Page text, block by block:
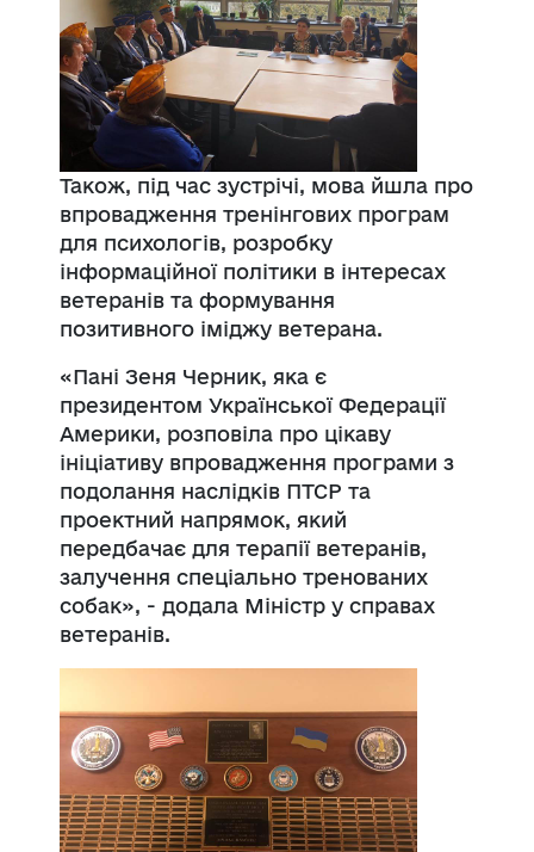
Також, під час зустрічі, мова йшла про
впровадження тренінгових програм
для психологів, розробку
інформаційної політики в інтересах
ветеранів та формування
позитивного іміджу ветерана.
«Пані Зеня Черник, яка є
президентом Української Федерації
Америки, розповіла про цікаву
ініціативу впровадження програми з
подолання наслідків ПТСР та
проектний напрямок, який
передбачає для терапії ветеранів,
залучення спеціально тренованих
собак», - додала Міністр у справах
ветеранів.